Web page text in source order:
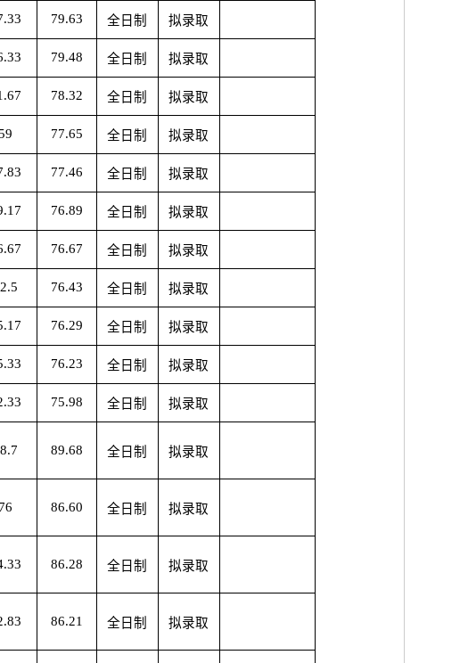
79.63 全日制 拟录取
79.48 全日制 拟录取
78.32 全日制 拟录取
77.65 全日制 拟录取
77.46 全日制 拟录取
76.89 全日制 拟录取
76.67 全日制 拟录取
76.43 全日制 拟录取
76.29 全日制 拟录取
76.23 全日制 拟录取
75.98 全日制 拟录取
89.68 全日制 拟录取
86.60 全日制 拟录取
86.28 全日制 拟录取
86.21 全日制 拟录取